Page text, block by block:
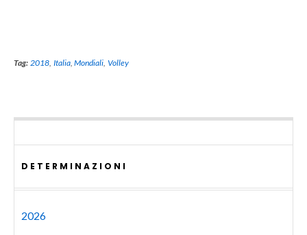
Tag: 2018, Italia,Mondiali,Volley
DETERMINAZIONI
2026